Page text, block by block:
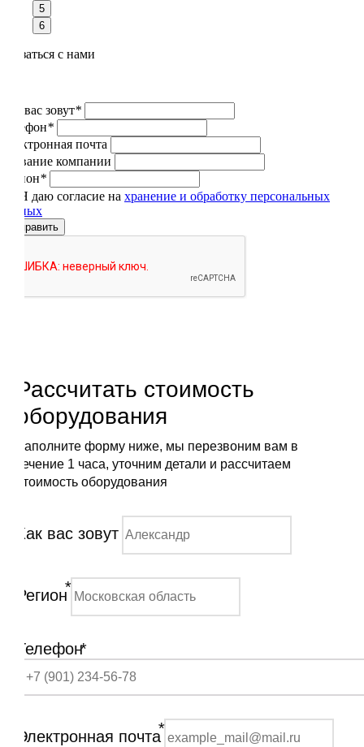
5
6
Связаться с нами
Как вас зовут*
Телефон*
Электронная почта
Название компании
Регион*
Я даю согласие на хранение и обработку персональных
данных
Отправить
Рассчитать стоимость
оборудования
Заполните форму ниже, мы перезвоним вам в
течение 1 часа, уточним детали и рассчитаем
стоимость оборудования
Как вас зовут
Регион*
Телефон*
Электронная почта*